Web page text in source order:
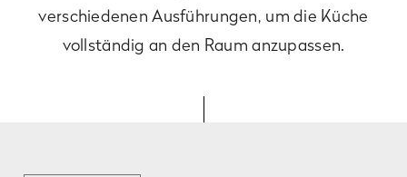
verschiedenen Ausführungen, um die Küche
vollständig an den Raum anzupassen.